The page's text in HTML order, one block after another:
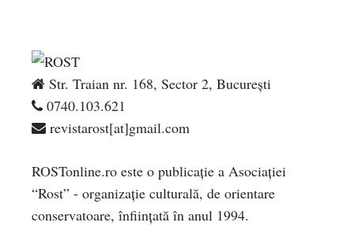
Str. Traian nr. 168, Sector 2, București
0740.103.621
revistarost[at]gmail.com
ROSTonline.ro este o publicaţie a Asociaţiei
“Rost” - organizaţie culturală, de orientare
conservatoare, înfiinţată în anul 1994.